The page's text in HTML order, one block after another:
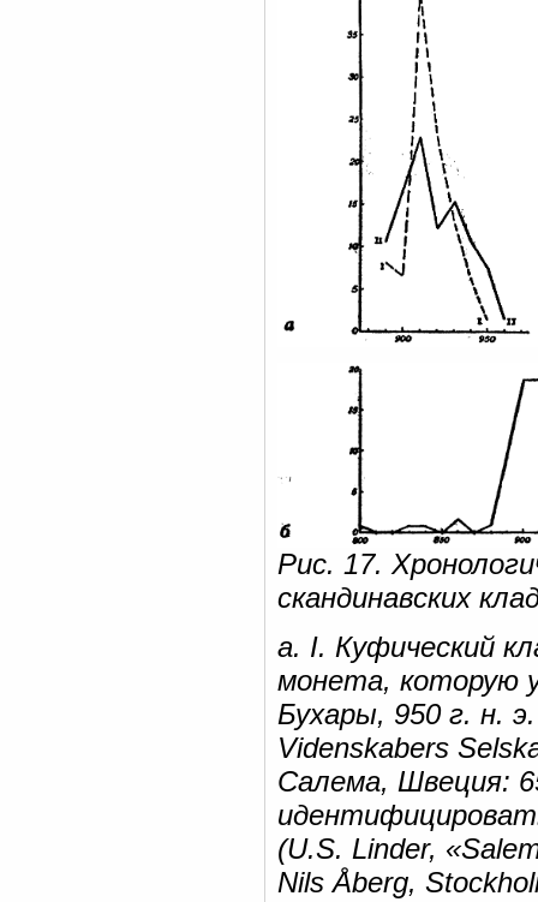
Рис. 17.
скандинавских
а. I. Куфический
монета, которую
Бухары, 950 г. н.
Videnskabers
Салема, Швеция:
(U.S. Linder,
Nils Åberg,